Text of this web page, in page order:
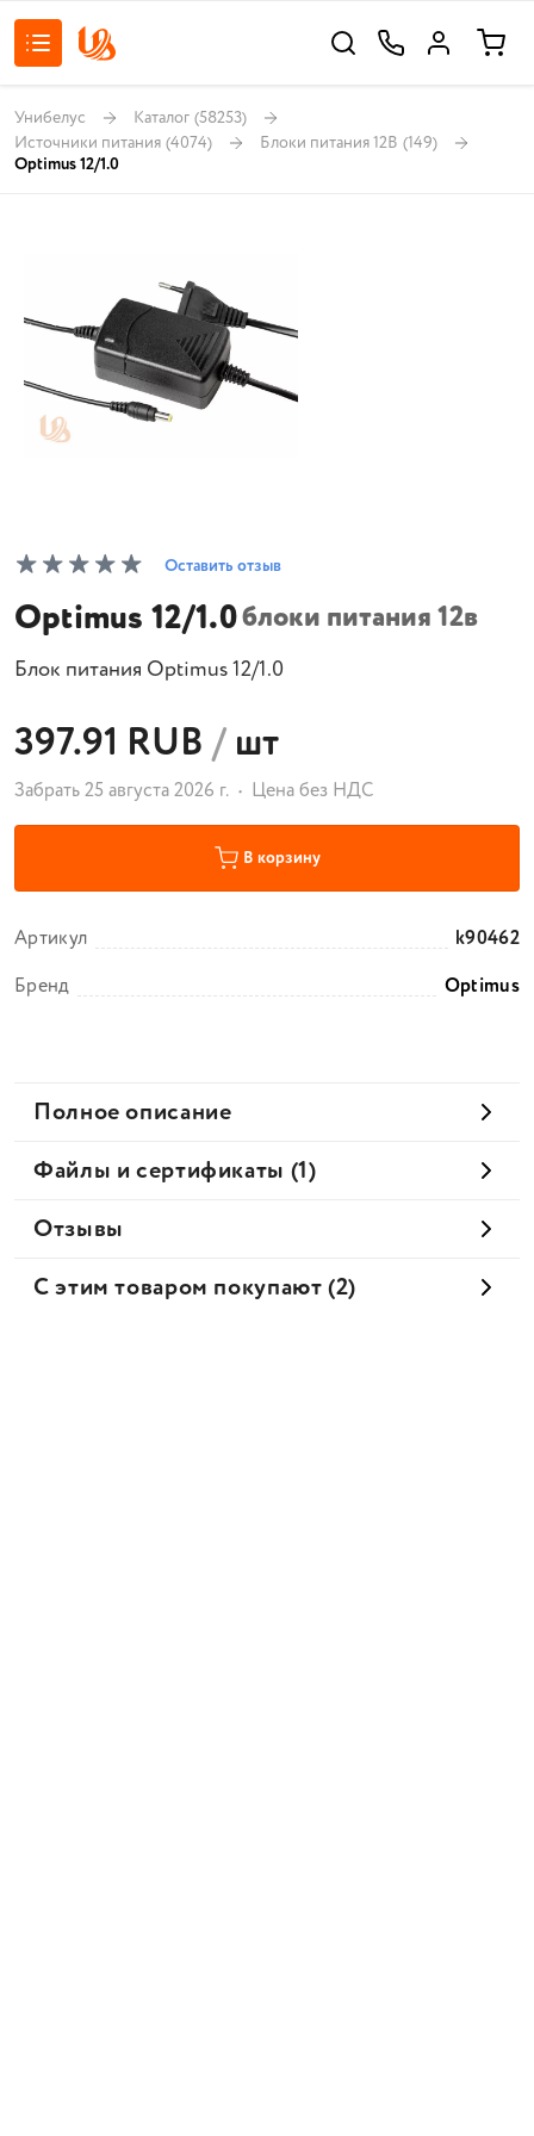
Унибелус Каталог (58253)
Источники питания (4074) Блоки питания 12В (149)
Optimus 12/1.0
Оставить отзыв
Optimus 12/1.0блоки питания 12в
Блок питания Optimus 12/1.0
397.91 RUB/шт
Забрать 25 августа 2026 г. Цена без НДС
В корзину
Артикул
k90462
Бренд
Optimus
Полное описание
Файлы и сертификаты (1)
Отзывы
С этим товаром покупают (2)